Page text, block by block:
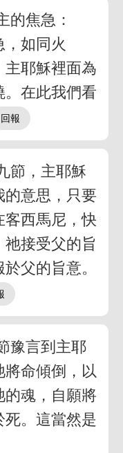
的焦急：
，如同火
主耶穌裡面為
。在此我們看
節，主耶穌
的意思，只要
客西馬尼，快
接受父的旨
父的旨意。
豫言到主耶
命傾倒，以
的魂，自願將
。這當然是